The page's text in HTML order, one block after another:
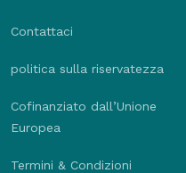
Contattaci
politica sulla riservatezza
Cofinanziato dall’Unione
Europea
Termini & Condizioni